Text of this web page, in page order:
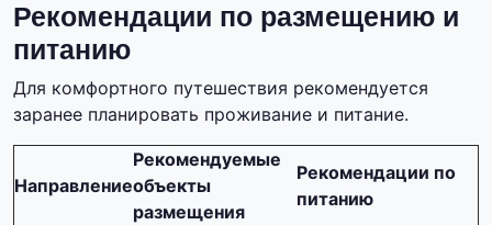
Рекомендации по размещению и
питанию
Для комфортного путешествия рекомендуется
заранее планировать проживание и питание.
Направление
Рекомендуемые
объекты
размещения
Рекомендации по
питанию